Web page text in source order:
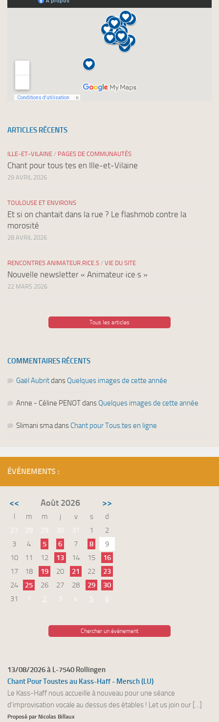
ARTICLES RÉCENTS
ILLE-ET-VILAINE / PAGES DE COMMUNAUTÉS
Chant pour tous·tes en Ille-et-Vilaine
29 AVRIL 2026
TOULOUSE ET ENVIRONS
Et si on chantait dans la rue ? Le flashmob contre la
morosité
28 AVRIL 2026
RENCONTRES ANIMATEUR.RICE.S / VIE DU SITE
Nouvelle newsletter « Animateur·ice·s »
22 MARS 2026
Tous les articles
COMMENTAIRES RÉCENTS
Gaël Aubritdans Quelques images de cette année
Anne - Céline PENOTdans Quelques images de cette année
Slimani smadans Chant pour Tous.tes en ligne
ÉVÉNEMENTS :
<< Août 2026 >>
l m m j v s
d
27
28 29 30 31 1
2
3
4 5 6 7 8
9
10
11 12 13 14 15
16
17
18 19 20 21 22
23
24
25 26 27 28 29
30
31
1 2 3 4 5 6
Chercher un événement
13/08/2026 à L-7540 Rollingen
Chant Pour Toustes au Kass-Haff - Mersch (LU)
Le Kass-Haff nous accueille à nouveau pour une séance
d'improvisation vocale au dessus des étables ! Let us join our [...]
Proposé par Nicolas Billaux